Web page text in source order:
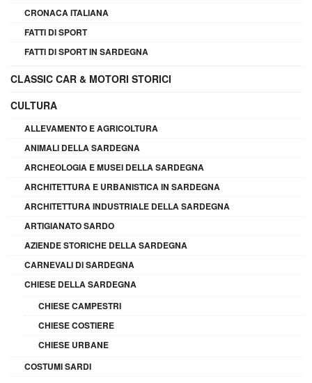
CRONACA ITALIANA
FATTI DI SPORT
FATTI DI SPORT IN SARDEGNA
CLASSIC CAR & MOTORI STORICI
CULTURA
ALLEVAMENTO E AGRICOLTURA
ANIMALI DELLA SARDEGNA
ARCHEOLOGIA E MUSEI DELLA SARDEGNA
ARCHITETTURA E URBANISTICA IN SARDEGNA
ARCHITETTURA INDUSTRIALE DELLA SARDEGNA
ARTIGIANATO SARDO
AZIENDE STORICHE DELLA SARDEGNA
CARNEVALI DI SARDEGNA
CHIESE DELLA SARDEGNA
CHIESE CAMPESTRI
CHIESE COSTIERE
CHIESE URBANE
COSTUMI SARDI